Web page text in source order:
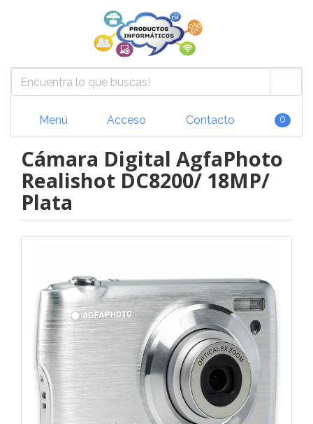
Menú Acceso Contacto 0
Cámara Digital AgfaPhoto
Realishot DC8200/ 18MP/
Plata